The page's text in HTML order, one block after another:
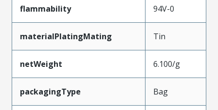
flammability 94V-0
materialPlatingMating Tin
netWeight 6.100/g
packagingType Bag